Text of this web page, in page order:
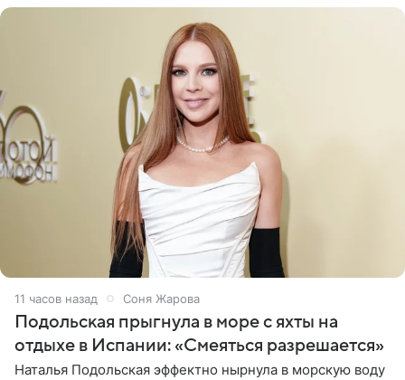
11 часов назад Соня Жарова
Подольская прыгнула в море с яхты на
отдыхе в Испании: «Смеяться разрешается»
Наталья Подольская эффектно нырнула в морскую воду